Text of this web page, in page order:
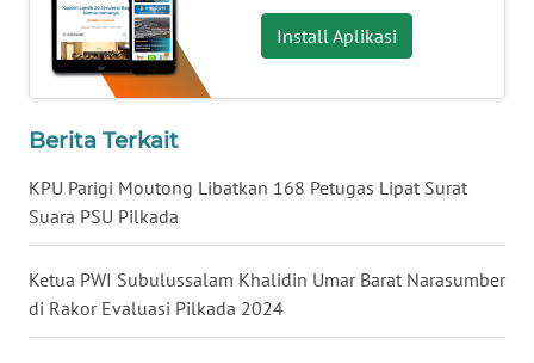
Install Aplikasi
Berita Terkait
KPU Parigi Moutong Libatkan 168 Petugas Lipat Surat
Suara PSU Pilkada
Ketua PWI Subulussalam Khalidin Umar Barat Narasumber
di Rakor Evaluasi Pilkada 2024
WN
SUMSEL
WN
BENGKULU
WN
LAMPUNG
WN